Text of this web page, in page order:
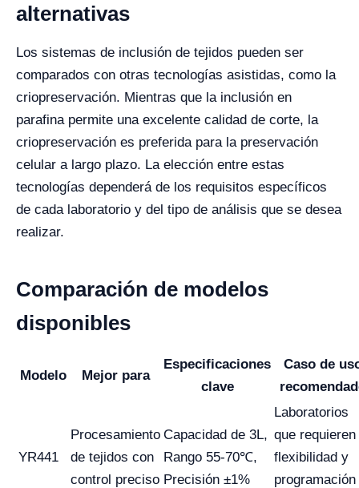
alternativas
Los sistemas de inclusión de tejidos pueden ser
comparados con otras tecnologías asistidas, como la
criopreservación. Mientras que la inclusión en
parafina permite una excelente calidad de corte, la
criopreservación es preferida para la preservación
celular a largo plazo. La elección entre estas
tecnologías dependerá de los requisitos específicos
de cada laboratorio y del tipo de análisis que se desea
realizar.
Comparación de modelos
disponibles
Modelo Mejor para
Especificaciones
clave
Caso de
YR441
Procesamiento
de tejidos con
control preciso
Capacidad de 3L,
Rango 55-70℃,
Precisión ±1%
Laboratorios
que requieren
flexibilidad y
programación